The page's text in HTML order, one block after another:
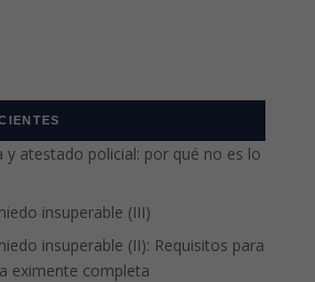
y atestado policial: por qué no es lo
insuperable (III)
insuperable (II): Requisitos para
eximente completa